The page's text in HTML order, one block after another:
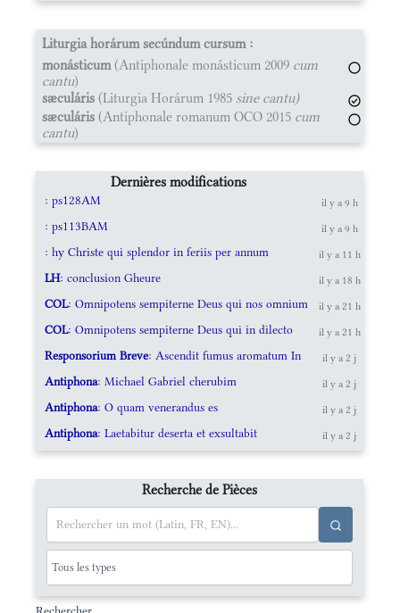
Liturgia horárum secúndum cursum :
monásticum(Antiphonale monásticum 2009 cum
cantu)
sæculáris (Liturgia Horárum 1985 sine cantu)
sæculáris (Antiphonale romanum OCO 2015 cum
cantu)
Dernières modifications
: ps128AM il y a 9 h
: ps113BAM il y a 9 h
: hy Christe qui splendor in feriis per annum il y a 11 h
LH: conclusion Gheure il y a 18 h
COL: Omnipotens sempiterne Deus qui nos omnium il y a 21 h
COL: Omnipotens sempiterne Deus qui in dilecto il y a 21 h
Responsorium Breve: Ascendit fumus aromatum In il y a 2 j
Antiphona: Michael Gabriel cherubim il y a 2 j
Antiphona: O quam venerandus es il y a 2 j
Antiphona: Laetabitur deserta et exsultabit il y a 2 j
Recherche de Pièces